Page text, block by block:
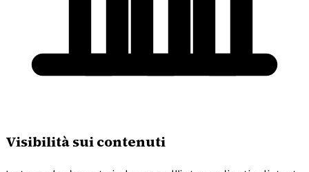
Visibilità sui contenuti